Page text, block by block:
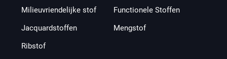
Milieuvriendelijke stof
Jacquardstoffen
Ribstof
Functionele Stoffen
Mengstof